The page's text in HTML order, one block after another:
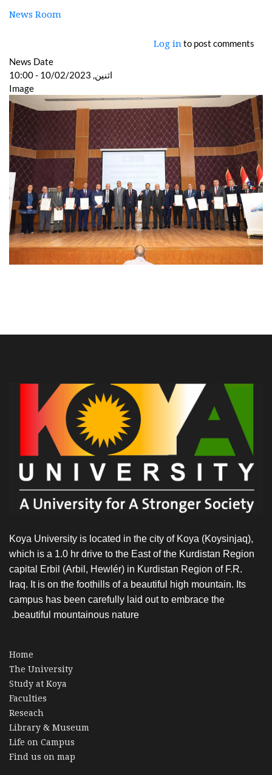
News Room
Log into post comments
News Date
اثنين, 10/02/2023 - 10:00
Image
Koya University is located in the city of Koya (Koysinjaq),
which is a 1.0 hr drive to the East of the Kurdistan Region
capital Erbil (Arbil, Hewlér) in Kurdistan Region of F.R.
Iraq. It is on the foothills of a beautiful high mountain. Its
campus has been carefully laid out to embrace the
beautiful mountainous nature.
Home
The University
Study at Koya
Faculties
Reseach
Library & Museum
Life on Campus
Find us on map